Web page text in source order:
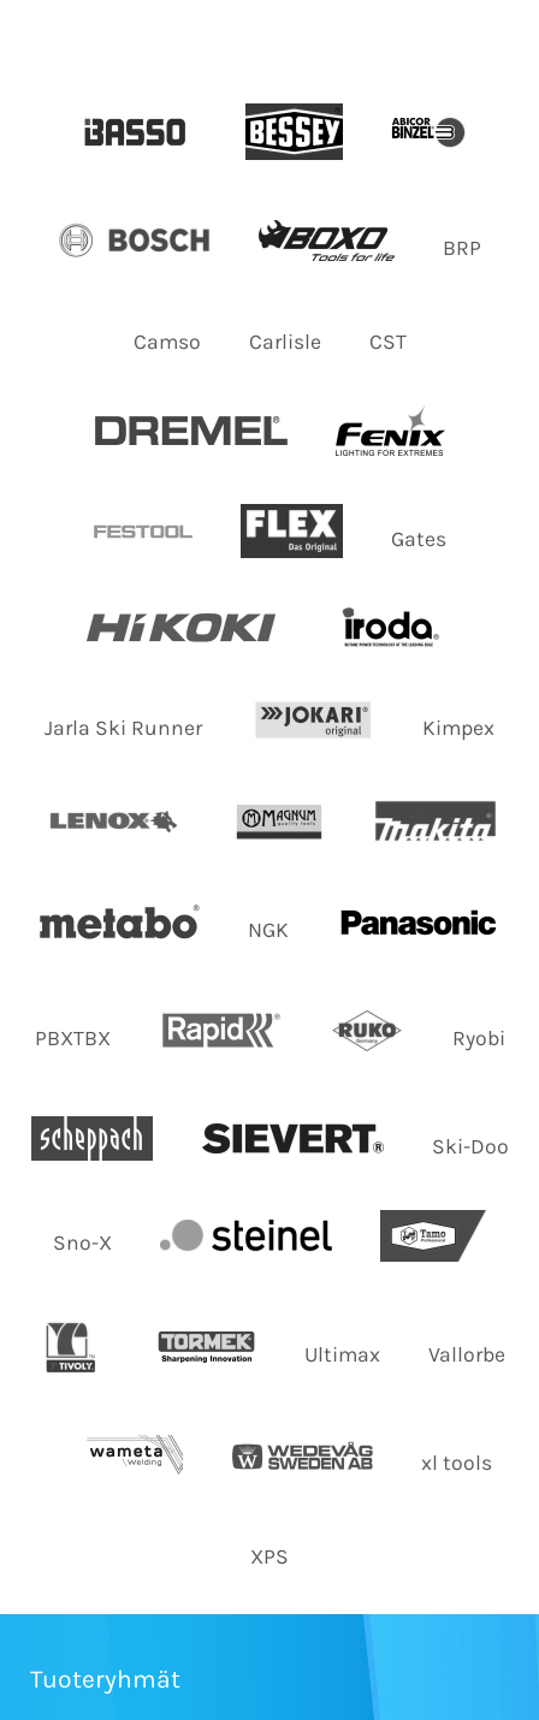
BRP
Camso Carlisle CST
Gates
Jarla Ski Runner Kimpex
NGK
PBXTBX Ryobi
Ski-Doo
Sno-X
Ultimax Vallorbe
xl tools
XPS
Tuoteryhmät